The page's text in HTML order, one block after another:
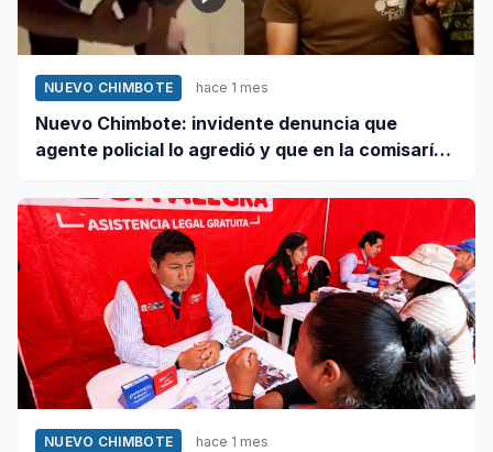
NUEVO CHIMBOTE hace 1 mes
Nuevo Chimbote: invidente denuncia que
agente policial lo agredió y que en la comisaría
NUEVO CHIMBOTE hace 1 mes